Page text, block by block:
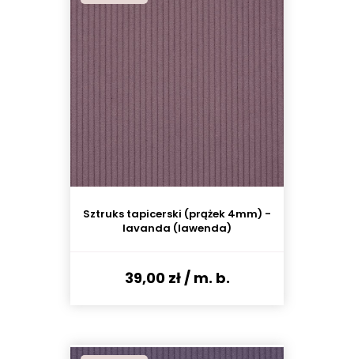
Sztruks tapicerski (prążek 4mm) -
lavanda (lawenda)
39,00 zł/ m. b.